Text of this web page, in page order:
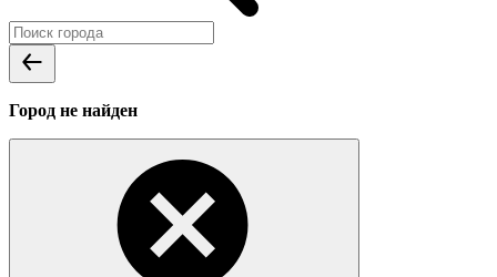
Город не найден